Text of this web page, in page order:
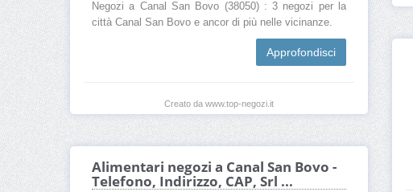
Negozi a Canal San Bovo (38050) : 3 negozi per la
città Canal San Bovo e ancor di più nelle vicinanze.
Approfondisci
Creato da www.top-negozi.it
Alimentari negozi a Canal San Bovo -
Telefono, Indirizzo, CAP, Srl ...